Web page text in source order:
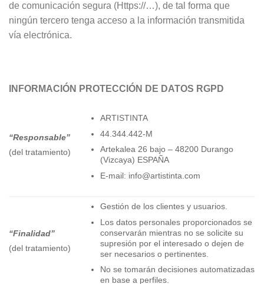
de comunicación segura (Https://…), de tal forma que
ningún tercero tenga acceso a la información transmitida
vía electrónica.
INFORMACIÓN PROTECCIÓN DE DATOS RGPD
“Responsable”
(del tratamiento)
ARTISTINTA
44.344.442-M
Artekalea 26 bajo – 48200 Durango
(Vizcaya) ESPAÑA
E-mail: info@artistinta.com
“Finalidad”
(del tratamiento)
Gestión de los clientes y usuarios.
Los datos personales proporcionados se
conservarán mientras no se solicite su
supresión por el interesado o dejen de
ser necesarios o pertinentes.
No se tomarán decisiones automatizadas
en base a perfiles.